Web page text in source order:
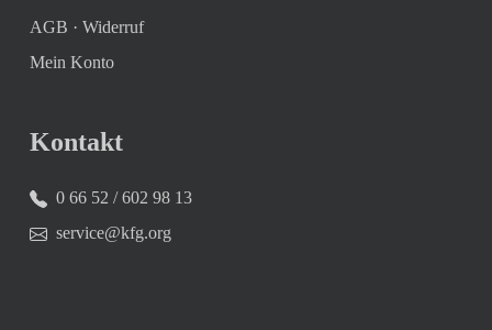
AGB · Widerruf
Mein Konto
Kontakt
0 66 52 / 602 98 13
service@kfg.org